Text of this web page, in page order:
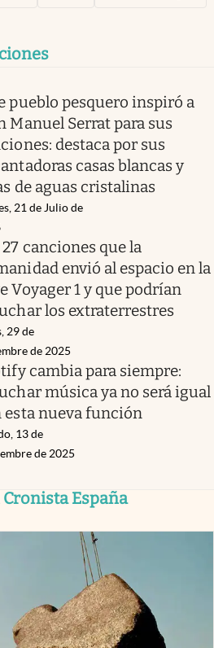
pueblo pesquero inspiró a
Manuel Serrat para sus
destaca por sus
casas blancas y
de aguas cristalinas
21 de Julio de
27 canciones que la
envió al espacio en la
Voyager 1 y que podrían
los extraterrestres
29 de
de 2025
cambia para siempre:
música ya no será igual
esta nueva función
13 de
de 2025
Cronista España